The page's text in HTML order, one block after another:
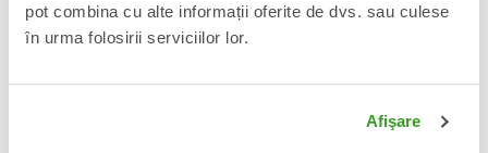
pot combina cu alte informații oferite de dvs. sau culese
în urma folosirii serviciilor lor.
Afişare
📦Acest produs este nou, sigilat si livrat in ambalajul
Orice produs poate fi returnat in 14 zile calendaristice